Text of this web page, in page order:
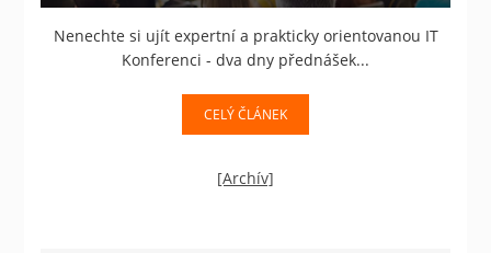
Nenechte si ujít expertní a prakticky orientovanou IT
Konferenci - dva dny přednášek...
CELÝ ČLÁNEK
[Archív]